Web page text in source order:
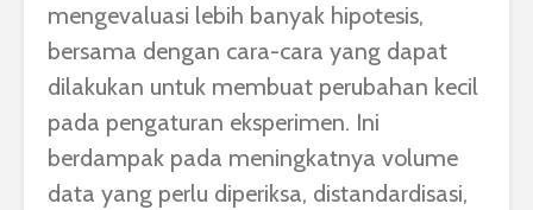
mengevaluasi lebih banyak hipotesis,
bersama dengan cara-cara yang dapat
dilakukan untuk membuat perubahan kecil
pada pengaturan eksperimen. Ini
berdampak pada meningkatnya volume
data yang perlu diperiksa, distandardisasi,